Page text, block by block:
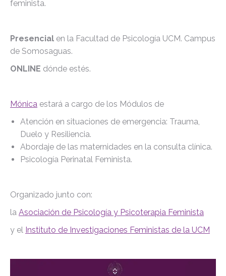
feminista.
Presencial en la Facultad de Psicología UCM. Campus
de Somosaguas.
ONLINE dónde estés.
Mónica estará a cargo de los Módulos de
Atención en situaciones de emergencia: Trauma,
Duelo y Resiliencia.
Abordaje de las maternidades en la consulta clínica.
Psicología Perinatal Feminista.
Organizado junto con:
la Asociación de Psicología y Psicoterapia Feminista
y el Instituto de Investigaciones Feministas de la UCM